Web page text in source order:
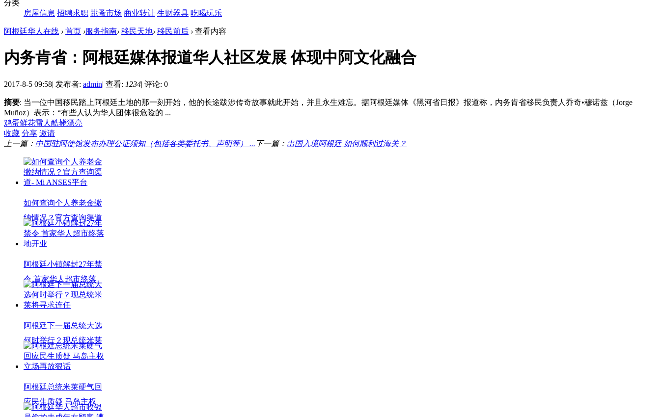
分类
房屋信息 招聘求职 跳蚤市场 商业转让 生财器具 吃喝玩乐
阿根廷华人在线 › 首页 ›服务指南› 移民天地› 移民前后 › 查看内容
内务肯省：阿根廷媒体报道华人社区发展 体现中阿文化融合
2017-8-5 09:58| 发布者: admin| 查看: 1234| 评论: 0
摘要: 当一位中国移民踏上阿根廷土地的那一刻开始，他的长途跋涉传奇故事就此开始，并且永生难忘。据阿根廷媒体《黑河省日报》报道称，内务肯省移民负责人乔奇•穆诺兹（Jorge
Muñoz）表示：“有些人认为华人团体很危险的 ...
鸡蛋鲜花雷人 酷毙漂亮
收藏 分享 邀请
上一篇： 中国驻阿使馆发布办理公证须知（包括各类委托书、声明等） ... 下一篇： 出国入境阿根廷 如何顺利过海关？
如何查询个人养老金缴
纳情况？官方查询渠道
阿根廷小镇解封27年禁
令 首家华人超市终落
阿根廷下一届总统大选
何时举行？现总统米莱
阿根廷总统米莱硬气回
应民生质疑 马岛主权